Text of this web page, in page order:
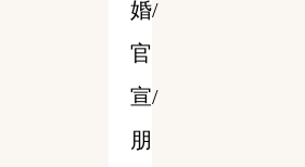
婚/
官
宣/
朋